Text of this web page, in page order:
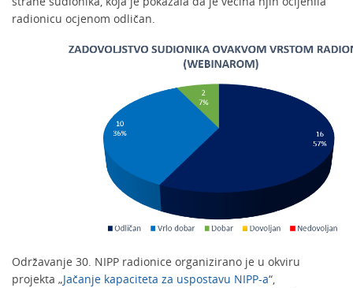
radionicu ocjenom odličan.
Održavanje 30. NIPP radionice organizirano je u okviru
projekta „Jačanje kapaciteta za uspostavu NIPP-a“,